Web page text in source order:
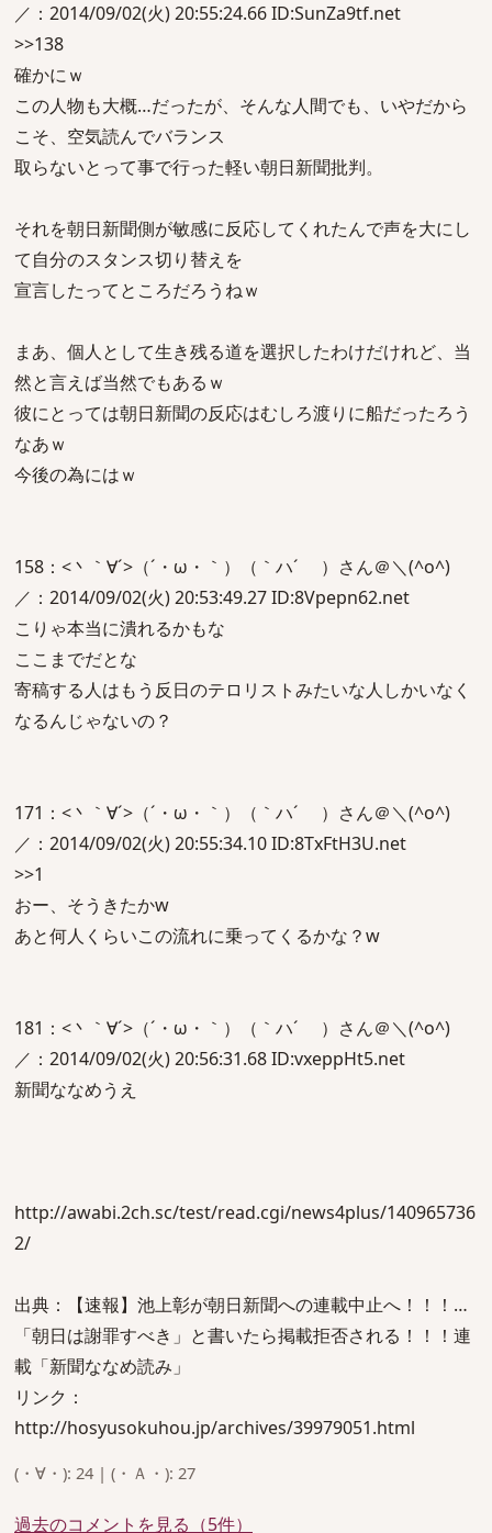
／：2014/09/02(火) 20:55:24.66 ID:SunZa9tf.net
>>138
確かにｗ
この人物も大概…だったが、そんな人間でも、いやだから
こそ、空気読んでバランス
取らないとって事で行った軽い朝日新聞批判。
それを朝日新聞側が敏感に反応してくれたんで声を大にし
て自分のスタンス切り替えを
宣言したってところだろうねｗ
まあ、個人として生き残る道を選択したわけだけれど、当
然と言えば当然でもあるｗ
彼にとっては朝日新聞の反応はむしろ渡りに船だったろう
なあｗ
今後の為にはｗ
158：<丶｀∀´>（´・ω・｀）（｀ハ´ ）さん＠＼(^o^)
／：2014/09/02(火) 20:53:49.27 ID:8Vpepn62.net
こりゃ本当に潰れるかもな
ここまでだとな
寄稿する人はもう反日のテロリストみたいな人しかいなく
なるんじゃないの？
171：<丶｀∀´>（´・ω・｀）（｀ハ´ ）さん＠＼(^o^)
／：2014/09/02(火) 20:55:34.10 ID:8TxFtH3U.net
>>1
おー、そうきたかw
あと何人くらいこの流れに乗ってくるかな？w
181：<丶｀∀´>（´・ω・｀）（｀ハ´ ）さん＠＼(^o^)
／：2014/09/02(火) 20:56:31.68 ID:vxeppHt5.net
新聞ななめうえ
http://awabi.2ch.sc/test/read.cgi/news4plus/140965736
2/
出典：【速報】池上彰が朝日新聞への連載中止へ！！！…
「朝日は謝罪すべき」と書いたら掲載拒否される！！！連
載「新聞ななめ読み」
リンク：
http://hosyusokuhou.jp/archives/39979051.html
(・∀・): 24 | (・Ａ・): 27
過去のコメントを見る（5件）